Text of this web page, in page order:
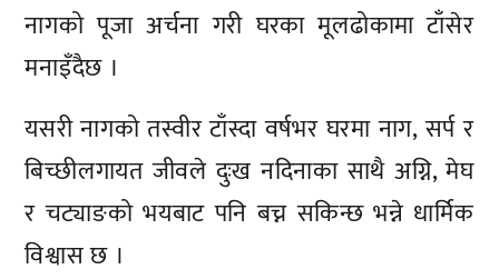
नागको पूजा अर्चना गरी घरका मूलढोकामा टाँसेर
मनाइँदैछ ।
यसरी नागको तस्वीर टाँस्दा वर्षभर घरमा नाग, सर्प र
बिच्छीलगायत जीवले दुःख नदिनाका साथै अग्नि, मेघ
र चट्याङको भयबाट पनि बच्न सकिन्छ भन्ने धार्मिक
विश्वास छ ।